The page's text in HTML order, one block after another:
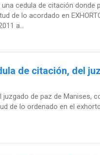
cedula de citación donde
de lo acordado en
a...
de citación, del
de paz de Manises,
de lo ordenado en el